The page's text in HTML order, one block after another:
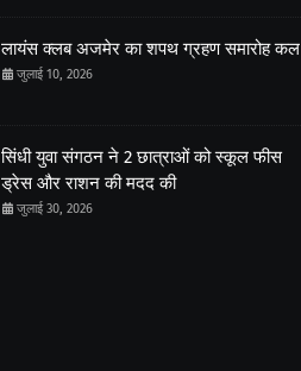
लायंस क्लब अजमेर का शपथ ग्रहण समारोह कल
जुलाई 10, 2026
सिंधी युवा संगठन ने 2 छात्राओं को स्कूल फीस
ड्रेस और राशन की मदद की
जुलाई 30, 2026